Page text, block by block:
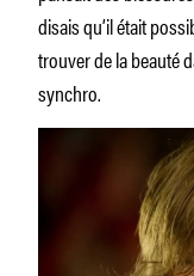
disais qu’il était
trouver de la beauté
synchro.